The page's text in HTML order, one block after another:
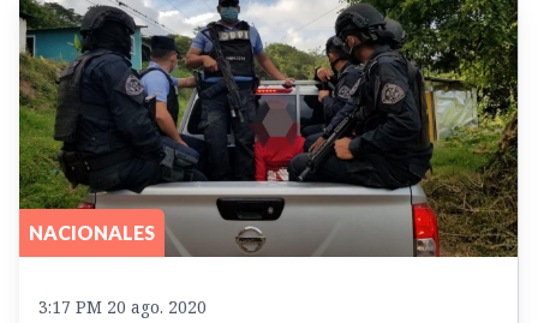
NACIONALES
3:17 PM 20 ago. 2020